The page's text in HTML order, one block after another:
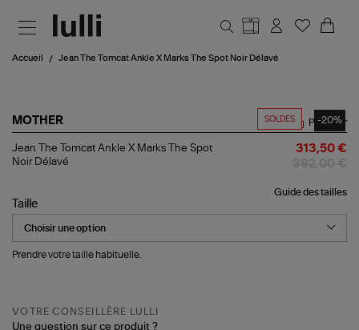
Accueil Jean The Tomcat Ankle X Marks The Spot Noir Délavé
SOLDES -20%
MOTHER
Jean
The
X
Marks
The
Spot
Délavé
Partager
Jean The Tomcat Ankle X Marks The Spot
Noir Délavé
313,50 €
Guide des tailles
Taille
Prendre votre taille habituelle.
VOTRE CONSEILLÈRE LULLI
Une question sur ce produit ?